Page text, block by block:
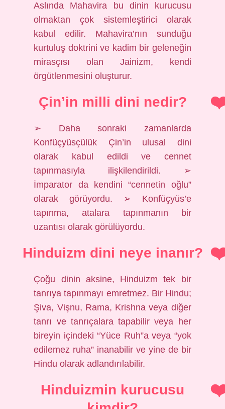
Aslında Mahavira bu dinin kurucusu
olmaktan çok sistemleştirici olarak
kabul edilir. Mahavira’nın sunduğu
kurtuluş doktrini ve kadim bir geleneğin
mirasçısı olan Jainizm, kendi
örgütlenmesini oluşturur.
Çin’in milli dini nedir?
➢ Daha sonraki zamanlarda
Konfüçyüsçülük Çin’in ulusal dini
olarak kabul edildi ve cennet
tapınmasıyla ilişkilendirildi. ➢
İmparator da kendini “cennetin oğlu”
olarak görüyordu. ➢ Konfüçyüs’e
tapınma, atalara tapınmanın bir
uzantısı olarak görülüyordu.
Hinduizm dini neye inanır?
Çoğu dinin aksine, Hinduizm tek bir
tanrıya tapınmayı emretmez. Bir Hindu;
Şiva, Vişnu, Rama, Krishna veya diğer
tanrı ve tanrıçalara tapabilir veya her
bireyin içindeki “Yüce Ruh”a veya “yok
edilemez ruha” inanabilir ve yine de bir
Hindu olarak adlandırılabilir.
Hinduizmin kurucusu